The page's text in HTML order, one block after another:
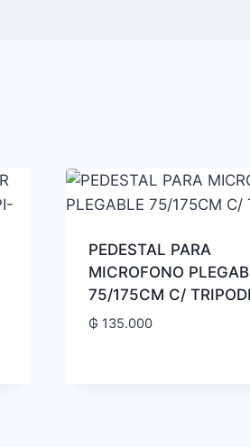
PEDESTAL PARA
MICROFONO
75/175CM C/
₲ 135.000